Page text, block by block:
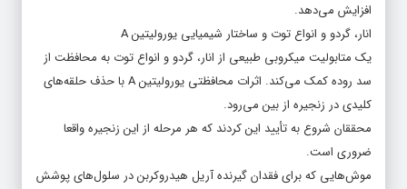
افزایش می‌دهد.
انار، گردو و انواع توت و ساختار شیمیایی یورولیتین A
یک متابولیت میکروبی طبیعی از انار، گردو و انواع توت به محافظت از
سد روده کمک می‌کند. اثرات محافظتی یورولیتین A با حذف حلقه‌های
کلیدی در زنجیره از بین می‌رود.
محققان شروع به تأیید این کردند که هر مرحله از این زنجیره واقعا
ضروری است.
موش‌هایی که برای فقدان گیرنده آریل هیدروکربن در سلول‌های پوشش